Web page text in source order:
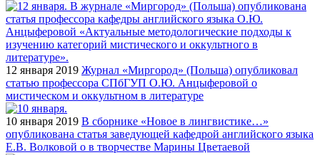
12 января 2019 Журнал «Миргород» (Польша) опубликовал
статью профессора СПбГУП О.Ю. Анцыферовой о
мистическом и оккультном в литературе
10 января 2019 В сборнике «Новое в лингвистике…»
опубликована статья заведующей кафедрой английского языка
Е.В. Волковой о в творчестве Марины Цветаевой